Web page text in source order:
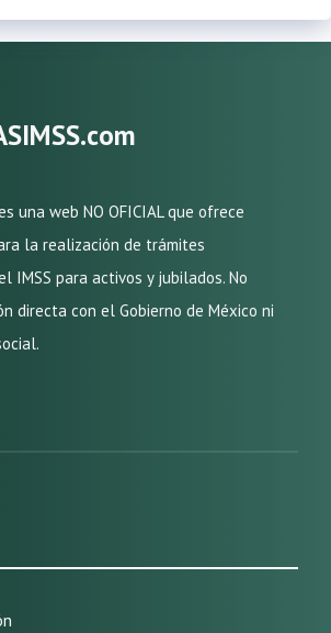
una web NO OFICIAL que ofrece
la realización de trámites
IMSS para activos y jubilados. No
directa con el Gobierno de México ni